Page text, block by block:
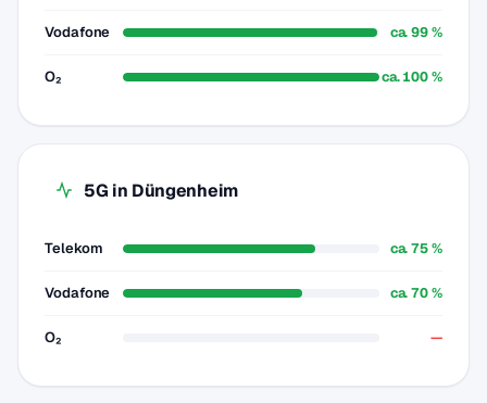
Vodafone ca. 99 %
O₂ ca. 100 %
5G in Düngenheim
Telekom ca. 75 %
Vodafone ca. 70 %
O₂ —